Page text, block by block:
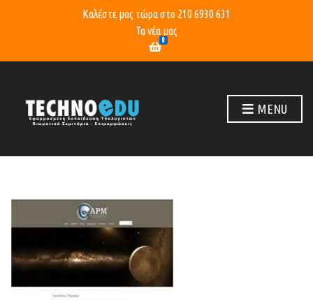
Καλέστε μας τώρα στο 210 6930 631
Τα νέα μας
0
MENU